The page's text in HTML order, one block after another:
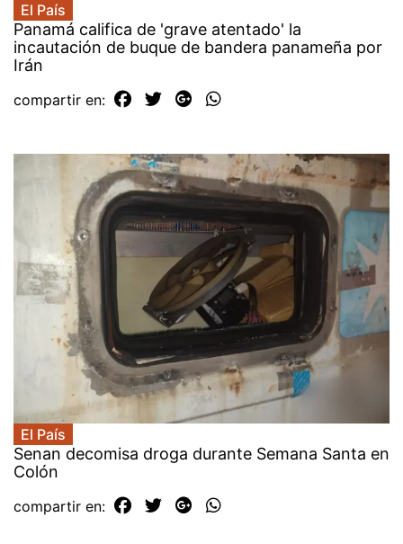
El País
Panamá califica de 'grave atentado' la
incautación de buque de bandera panameña por
Irán
compartir en:
El País
Senan decomisa droga durante Semana Santa en
Colón
compartir en: